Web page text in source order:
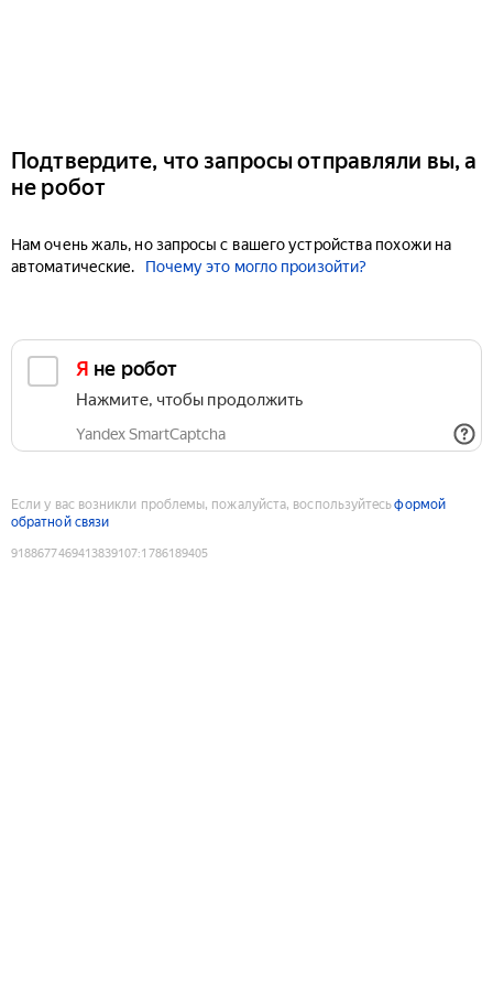
Подтвердите, что запросы отправляли вы, а
не робот
Нам очень жаль, но запросы с вашего устройства похожи на
автоматические.
Почему это могло произойти?
Я не робот
Нажмите, чтобы продолжить
Yandex SmartCaptcha
Если у вас возникли проблемы, пожалуйста, воспользуйтесьформой
обратной связи
9188677469413839107:1786189405